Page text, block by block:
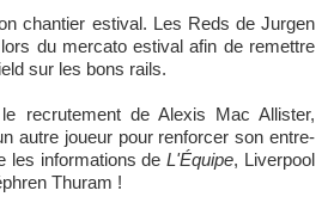
du mercato estival afin de remettre
sur les bons rails.
recrutement de Alexis Mac Allister,
autre joueur pour renforcer son entre-
les informations deL'Équipe, Liverpool
Thuram !